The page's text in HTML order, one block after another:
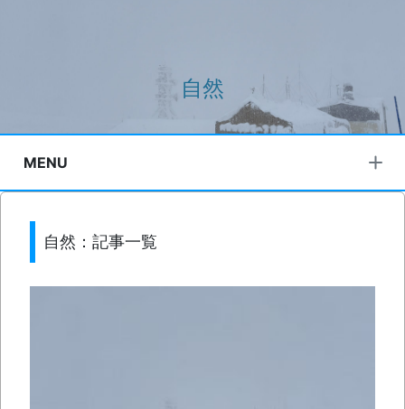
自然
MENU
自然：記事一覧